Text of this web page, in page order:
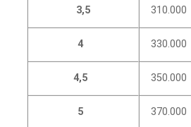
3,5 310.000
4 330.000
4,5 350.000
5 370.000